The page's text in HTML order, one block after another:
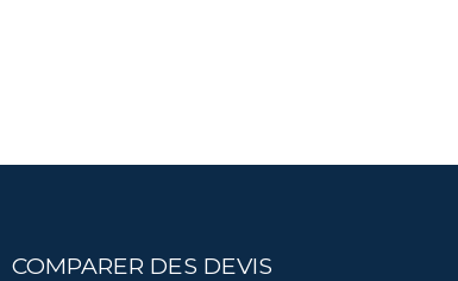
COMPARER DES DEVIS